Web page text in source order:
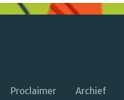
Proclaimer Archief